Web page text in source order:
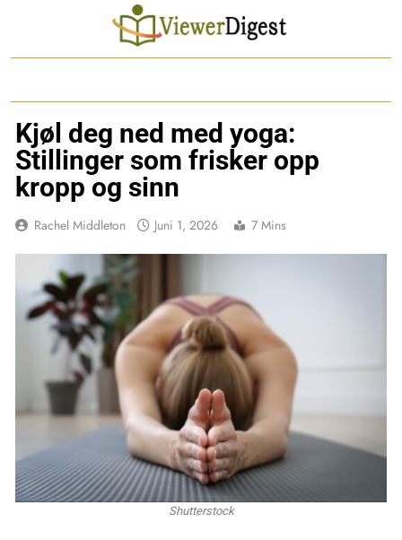
Kjøl deg ned med yoga:
Stillinger som frisker opp
kropp og sinn
Rachel Middleton Juni 1, 2026 7 Mins
Shutterstock